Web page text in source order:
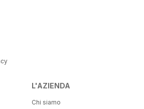
L'AZIENDA
Chi siamo